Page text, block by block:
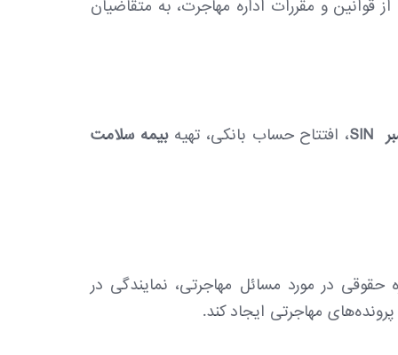
قوانین و مقررات اداره مهاجرت، به متقاضیان
SIN، افتتاح حساب بانکی، تهیهبیمه سلامت
در مورد مسائل مهاجرتی، نمایندگی در
مهاجرتی ایجاد کند.